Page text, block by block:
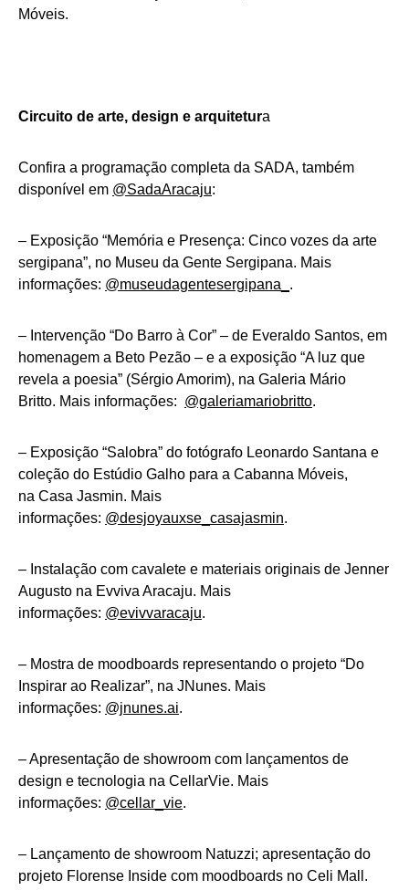
Móveis.
Circuito de arte, design e arquitetura
Confira a programação completa da SADA, também
disponível em @SadaAracaju:
– Exposição “Memória e Presença: Cinco vozes da arte
sergipana”, no Museu da Gente Sergipana. Mais
informações: @museudagentesergipana_ .
– Intervenção “Do Barro à Cor” – de Everaldo Santos, em
homenagem a Beto Pezão – e a exposição “A luz que
revela a poesia” (Sérgio Amorim), na Galeria Mário
Britto. Mais informações: @galeriamariobritto.
– Exposição “Salobra” do fotógrafo Leonardo Santana e
coleção do Estúdio Galho para a Cabanna Móveis,
na Casa Jasmin. Mais
informações: @desjoyauxse_casajasmin.
– Instalação com cavalete e materiais originais de Jenner
Augusto na Evviva Aracaju. Mais
informações: @evivvaracaju.
– Mostra de moodboards representando o projeto “Do
Inspirar ao Realizar”, na JNunes. Mais
informações: @jnunes.ai.
– Apresentação de showroom com lançamentos de
design e tecnologia na CellarVie. Mais
informações: @cellar_vie.
– Lançamento de showroom Natuzzi; apresentação do
projeto Florense Inside com moodboards no Celi Mall.